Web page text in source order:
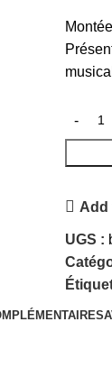
Add
UGS :